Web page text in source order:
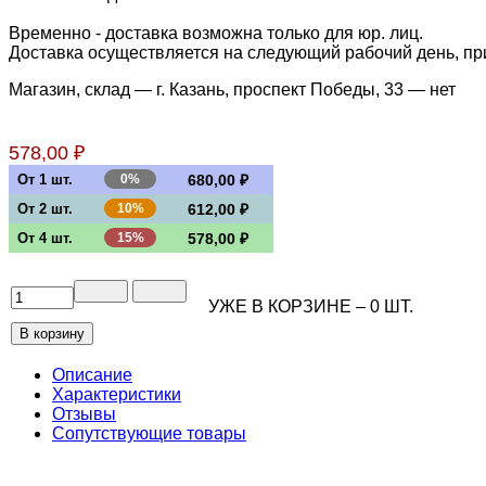
Временно - доставка возможна только для юр. лиц.
Доставка осуществляется на следующий рабочий день,
Магазин, склад — г. Казань, проспект Победы, 33 — нет
578,00 ₽
От 1 шт. 0% 680,00 ₽
От 2 шт. 10% 612,00 ₽
От 4 шт. 15% 578,00 ₽
УЖЕ В КОРЗИНЕ – 0 ШТ.
Описание
Характеристики
Отзывы
Сопутствующие товары